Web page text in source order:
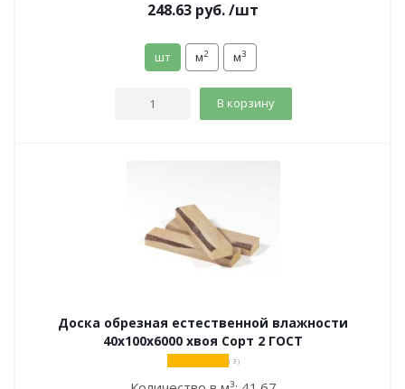
248.63 руб./шт
шт м2 м3
В корзину
Доска обрезная естественной влажности
40х100х6000 хвоя Сорт 2 ГОСТ
( 3 )